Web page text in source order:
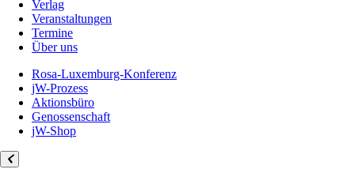
Verlag
Veranstaltungen
Termine
Über uns
Rosa-Luxemburg-Konferenz
jW-Prozess
Aktionsbüro
Genossenschaft
jW-Shop